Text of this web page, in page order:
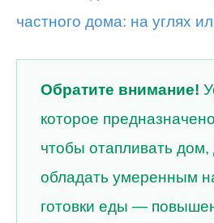
Обратите внимание!
которое
чтобы отапливать
обладать умеренным
готовки еды —